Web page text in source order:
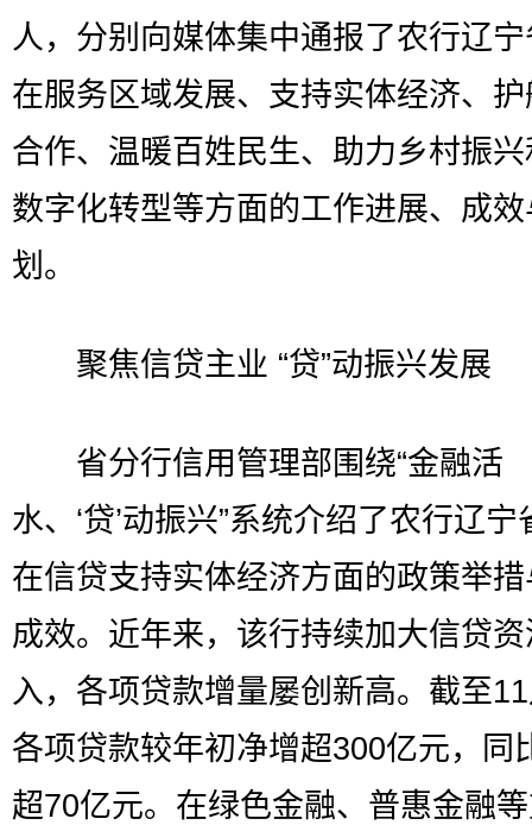
人，分别向媒体集中通报了农行辽
在服务区域发展、支持实体经济、
合作、温暖百姓民生、助力乡村振
数字化转型等方面的工作进展、成
划。
聚焦信贷主业 “贷”动振兴发展
省分行信用管理部围绕“金融活
水、‘贷’动振兴”系统介绍了农行辽宁
在信贷支持实体经济方面的政策举
成效。近年来，该行持续加大信贷
入，各项贷款增量屡创新高。截至
各项贷款较年初净增超300亿元，同
超70亿元。在绿色金融、普惠金融